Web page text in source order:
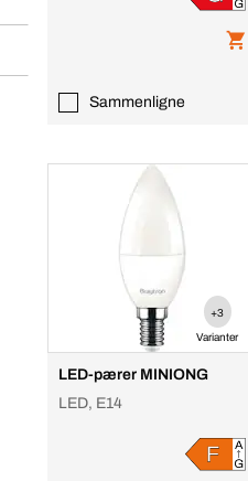
Sammenligne
+3
Varianter
LED-pærer MINIONG
LED, E14